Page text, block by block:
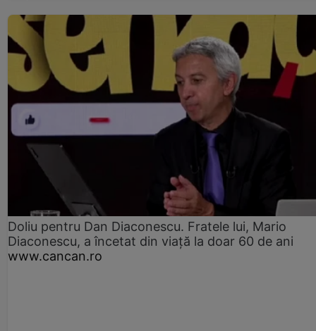
Doliu pentru Dan Diaconescu. Fratele lui, Mario
Diaconescu, a încetat din viață la doar 60 de ani
www.cancan.ro